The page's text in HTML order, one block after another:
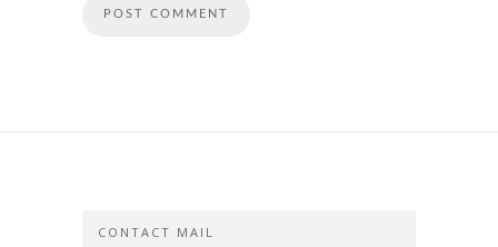
CONTACT MAIL